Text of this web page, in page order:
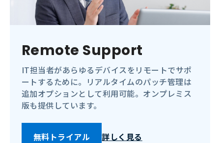
Remote Support
IT担当者があらゆるデバイスをリモートでサポ
ートするために。リアルタイムのパッチ管理は
追加オプションとして利用可能。オンプレミス
版も提供しています。
無料トライアル 詳しく見る